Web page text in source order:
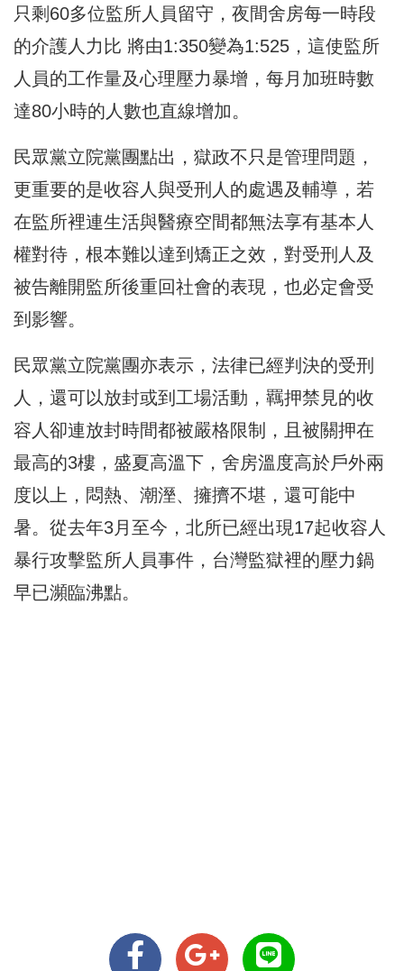
只剩60多位監所人員留守，夜間舍房每一時段
的介護人力比 將由1:350變為1:525，這使監所
人員的工作量及心理壓力暴增，每月加班時數
達80小時的人數也直線增加。
民眾黨立院黨團點出，獄政不只是管理問題，
更重要的是收容人與受刑人的處遇及輔導，若
在監所裡連生活與醫療空間都無法享有基本人
權對待，根本難以達到矯正之效，對受刑人及
被告離開監所後重回社會的表現，也必定會受
到影響。
民眾黨立院黨團亦表示，法律已經判決的受刑
人，還可以放封或到工場活動，羈押禁見的收
容人卻連放封時間都被嚴格限制，且被關押在
最高的3樓，盛夏高溫下，舍房溫度高於戶外兩
度以上，悶熱、潮溼、擁擠不堪，還可能中
暑。從去年3月至今，北所已經出現17起收容人
暴行攻擊監所人員事件，台灣監獄裡的壓力鍋
早已瀕臨沸點。